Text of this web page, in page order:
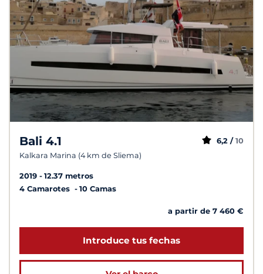
Bali 4.1
Kalkara Marina (4 km de Sliema)
6,2 / 10
2019
12.37 metros
4 Camarotes
10 Camas
a partir de 7 460 €
Introduce tus fechas